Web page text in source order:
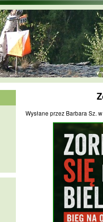
Wysłane przez Barbara Sz.